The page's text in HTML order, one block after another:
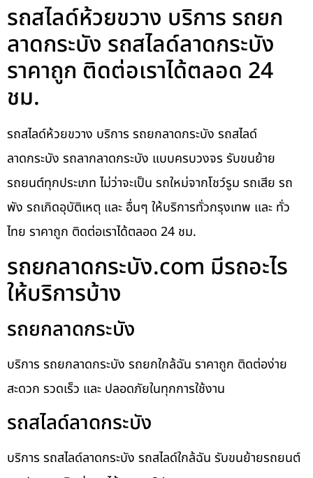
รถสไลด์ห้วยขวาง บริการ รถยก
ลาดกระบัง รถสไลด์ลาดกระบัง
ราคาถูก ติดต่อเราได้ตลอด 24
ชม.
รถสไลด์ห้วยขวาง บริการ รถยกลาดกระบัง รถสไลด์
ลาดกระบัง รถลากลาดกระบัง แบบครบวงจร รับขนย้าย
รถยนต์ทุกประเภท ไม่ว่าจะเป็น รถใหม่จากโชว์รูม รถเสีย รถ
พัง รถเกิดอุบัติเหตุ และ อื่นๆ ให้บริการทั่วกรุงเทพ และ ทั่ว
ไทย ราคาถูก ติดต่อเราได้ตลอด 24 ชม.
รถยกลาดกระบัง.com มีรถอะไร
ให้บริการบ้าง
รถยกลาดกระบัง
บริการ รถยกลาดกระบัง รถยกใกล้ฉัน ราคาถูก ติดต่อง่าย
สะดวก รวดเร็ว และ ปลอดภัยในทุกการใช้งาน
รถสไลด์ลาดกระบัง
บริการ รถสไลด์ลาดกระบัง รถสไลด์ใกล้ฉัน รับขนย้ายรถยนต์